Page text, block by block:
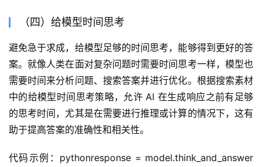
（四）给模型时间思考
避免急于求成，给模型足够的时间思考，能够得到更好的答
案。就像人类在面对复杂问题时需要时间思考一样，模型也
需要时间来分析问题、搜索答案并进行优化。根据搜索素材
中的给模型时间思考策略，允许 AI 在生成响应之前有足够
的思考时间，尤其是在需要进行推理或计算的情况下，这有
助于提高答案的准确性和相关性。
代码示例：pythonresponse = model.think_and_answer